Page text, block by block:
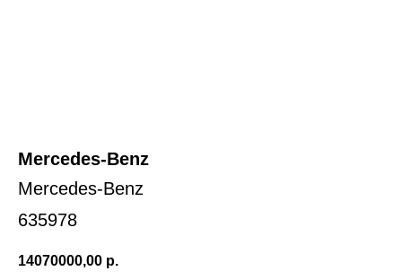
Mercedes-Benz
Mercedes-Benz
635978
14070000,00 р.